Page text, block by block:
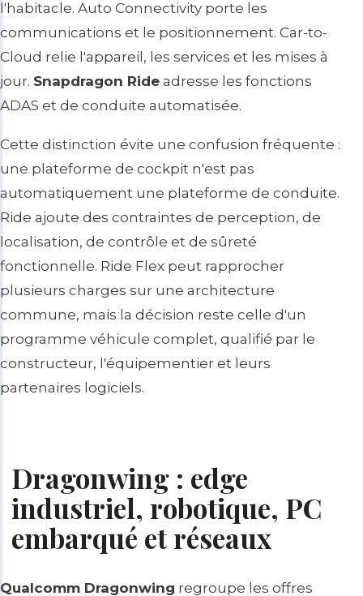
l'habitacle. Auto Connectivity porte les
communications et le positionnement. Car-to-
Cloud relie l'appareil, les services et les mises à
jour. Snapdragon Ride adresse les fonctions
ADAS et de conduite automatisée.
Cette distinction évite une confusion fréquente :
une plateforme de cockpit n'est pas
automatiquement une plateforme de conduite.
Ride ajoute des contraintes de perception, de
localisation, de contrôle et de sûreté
fonctionnelle. Ride Flex peut rapprocher
plusieurs charges sur une architecture
commune, mais la décision reste celle d'un
programme véhicule complet, qualifié par le
constructeur, l'équipementier et leurs
partenaires logiciels.
Dragonwing : edge
industriel, robotique, PC
embarqué et réseaux
Qualcomm Dragonwing regroupe les offres